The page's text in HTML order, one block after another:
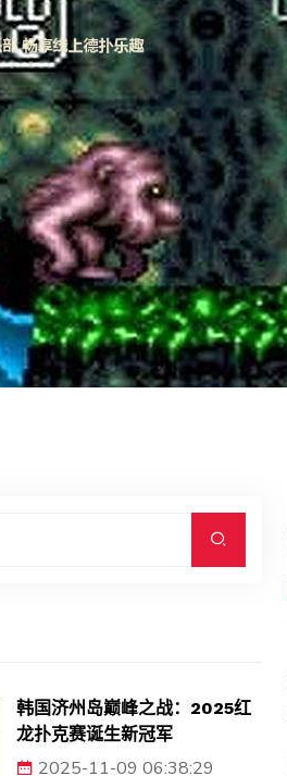
韩国济州岛巅峰之战：2025红
龙扑克赛诞生新冠军
2025-11-09 06:38:29